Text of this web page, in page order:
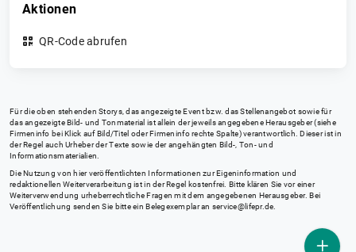
Aktionen
QR-Code abrufen
Für die oben stehenden Storys, das angezeigte Event bzw. das Stellenangebot sowie für
das angezeigte Bild- und Tonmaterial ist allein der jeweils angegebene Herausgeber (siehe
Firmeninfo bei Klick auf Bild/Titel oder Firmeninfo rechte Spalte) verantwortlich. Dieser ist in
der Regel auch Urheber der Texte sowie der angehängten Bild-, Ton- und
Informationsmaterialien.
Die Nutzung von hier veröffentlichten Informationen zur Eigeninformation und
redaktionellen Weiterverarbeitung ist in der Regel kostenfrei. Bitte klären Sie vor einer
Weiterverwendung urheberrechtliche Fragen mit dem angegebenen Herausgeber. Bei
Veröffentlichung senden Sie bitte ein Belegexemplar an service@lifepr.de